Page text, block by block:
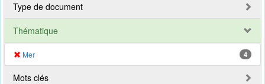
Type de document
Thématique
Mer 4
Mots clés